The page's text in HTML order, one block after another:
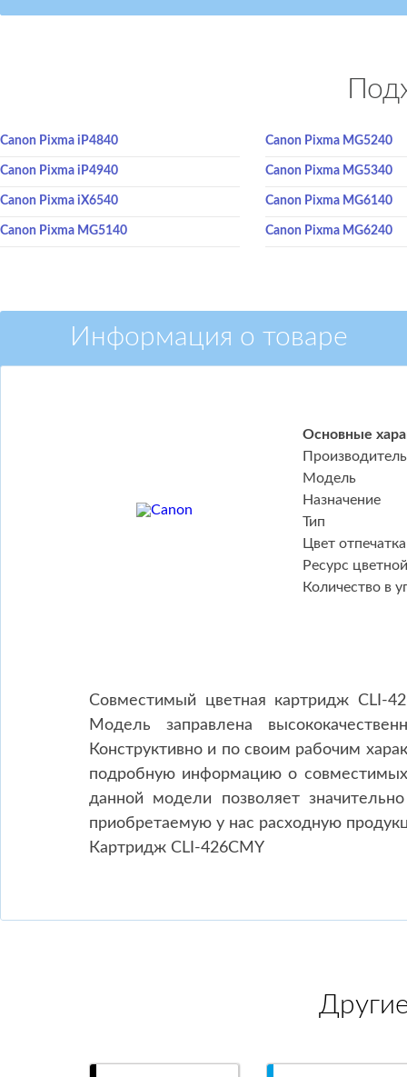
Canon Pixma iP4840
Canon Pixma iP4940
Canon Pixma iX6540
Canon Pixma MG5140
Canon Pixma MG5240
Canon Pixma MG5340
Canon Pixma MG6140
Canon Pixma MG6240
Информация о товаре
Основные
Производитель
Модель
Назначение
Тип
Цвет отпечатка
Ресурс цветной
Количество в
Совместимый цветная картридж CLI-
Модель заправлена
Конструктивно и по своим рабочим
подробную информацию о
данной модели позволяет
приобретаемую у нас расходную
Картридж CLI-426CMY